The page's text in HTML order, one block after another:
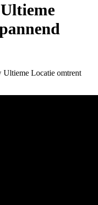
Locatie omtrent